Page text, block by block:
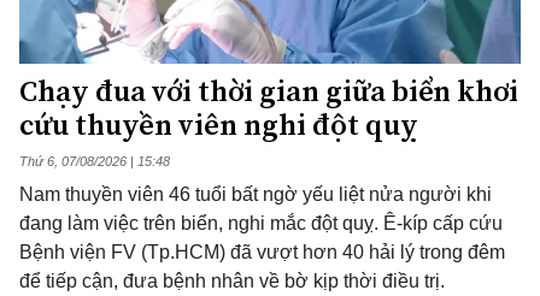
Chạy đua với thời gian giữa biển khơi
cứu thuyền viên nghi đột quỵ
Thứ 6, 07/08/2026 | 15:48
Nam thuyền viên 46 tuổi bất ngờ yếu liệt nửa người khi
đang làm việc trên biển, nghi mắc đột quỵ. Ê-kíp cấp cứu
Bệnh viện FV (Tp.HCM) đã vượt hơn 40 hải lý trong đêm
để tiếp cận, đưa bệnh nhân về bờ kịp thời điều trị.